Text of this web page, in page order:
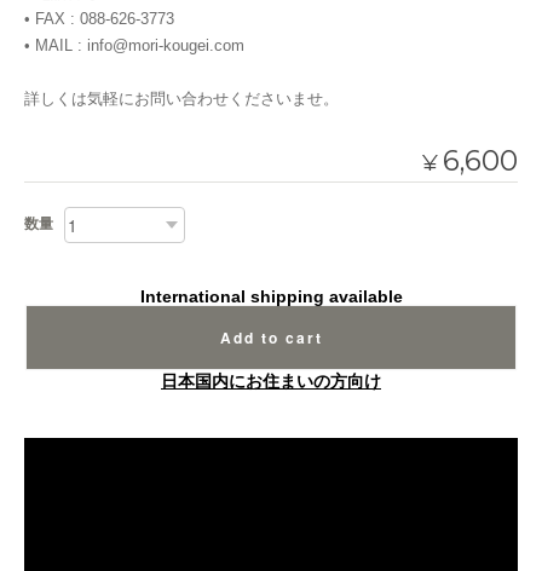
• FAX : 088-626-3773
• MAIL : info@mori-kougei.com
詳しくは気軽にお問い合わせくださいませ。
¥ 6,600
数量
International shipping available
Add to cart
日本国内にお住まいの方向け